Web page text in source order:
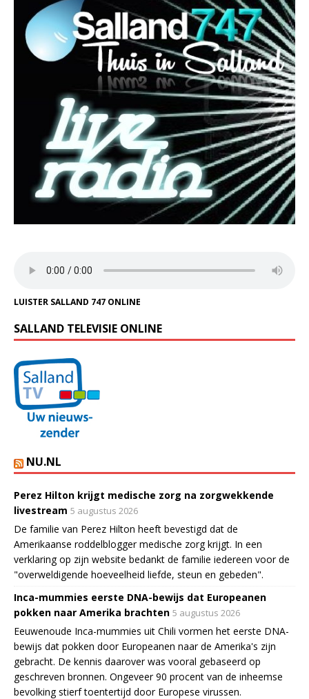
LUISTER SALLAND 747 ONLINE
SALLAND TELEVISIE ONLINE
NU.NL
Perez Hilton krijgt medische zorg na zorgwekkende
livestream 5 augustus 2026
De familie van Perez Hilton heeft bevestigd dat de
Amerikaanse roddelblogger medische zorg krijgt. In een
verklaring op zijn website bedankt de familie iedereen voor de
"overweldigende hoeveelheid liefde, steun en gebeden".
Inca-mummies eerste DNA-bewijs dat Europeanen
pokken naar Amerika brachten 5 augustus 2026
Eeuwenoude Inca-mummies uit Chili vormen het eerste DNA-
bewijs dat pokken door Europeanen naar de Amerika's zijn
gebracht. De kennis daarover was vooral gebaseerd op
geschreven bronnen. Ongeveer 90 procent van de inheemse
bevolking stierf toentertijd door Europese virussen.